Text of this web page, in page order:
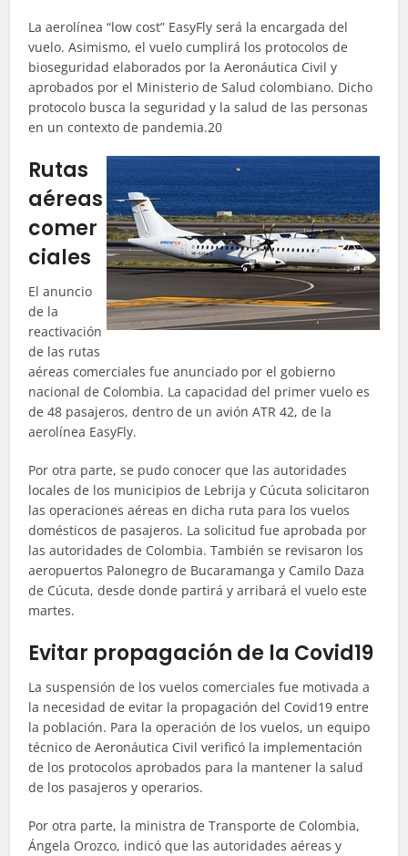
La aerolínea “low cost” EasyFly será la encargada del
vuelo. Asimismo, el vuelo cumplirá los protocolos de
bioseguridad elaborados por la Aeronáutica Civil y
aprobados por el Ministerio de Salud colombiano. Dicho
protocolo busca la seguridad y la salud de las personas
en un contexto de pandemia.20
Rutas
aéreas
comer
ciales
El anuncio
de la
reactivación
de las rutas
aéreas comerciales fue anunciado por el gobierno
nacional de Colombia. La capacidad del primer vuelo es
de 48 pasajeros, dentro de un avión ATR 42, de la
aerolínea EasyFly.
Por otra parte, se pudo conocer que las autoridades
locales de los municipios de Lebrija y Cúcuta solicitaron
las operaciones aéreas en dicha ruta para los vuelos
domésticos de pasajeros. La solicitud fue aprobada por
las autoridades de Colombia. También se revisaron los
aeropuertos Palonegro de Bucaramanga y Camilo Daza
de Cúcuta, desde donde partirá y arribará el vuelo este
martes.
Evitar propagación de la Covid19
La suspensión de los vuelos comerciales fue motivada a
la necesidad de evitar la propagación del Covid19 entre
la población. Para la operación de los vuelos, un equipo
técnico de Aeronáutica Civil verificó la implementación
de los protocolos aprobados para la mantener la salud
de los pasajeros y operarios.
Por otra parte, la ministra de Transporte de Colombia,
Ángela Orozco, indicó que las autoridades aéreas y